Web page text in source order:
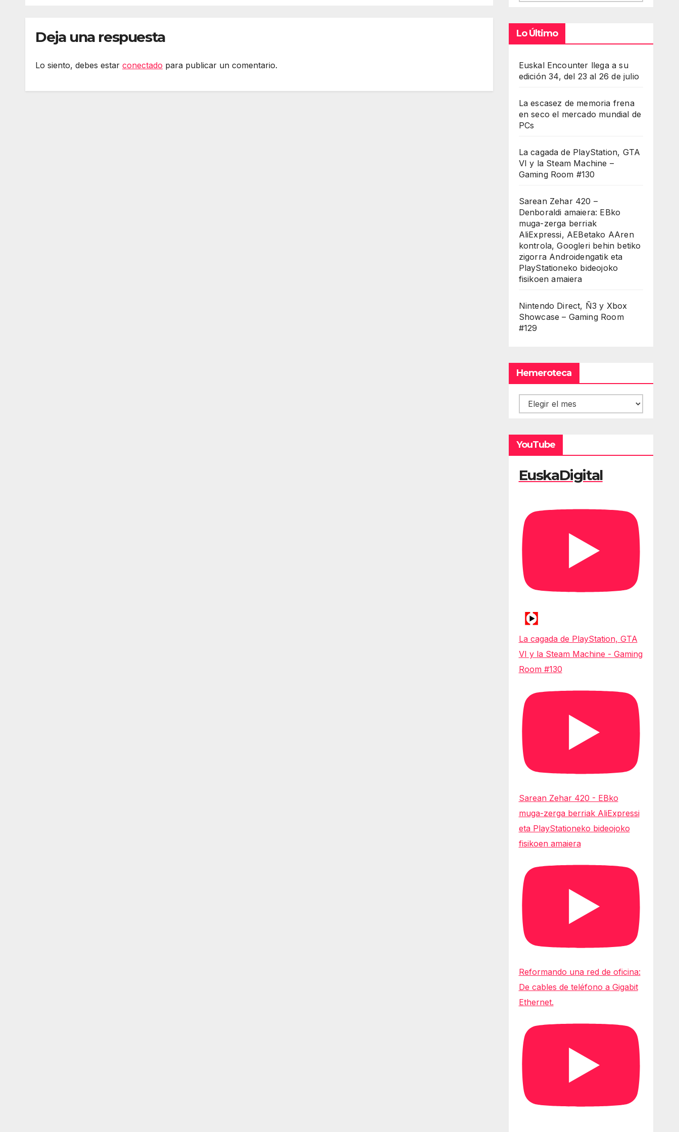
Deja una respuesta
Lo siento, debes estar conectado para publicar un comentario.
Lo Último
Euskal Encounter llega a su
edición 34, del 23 al 26 de julio
La escasez de memoria frena
en seco el mercado mundial de
PCs
La cagada de PlayStation, GTA
VI y la Steam Machine –
Gaming Room #130
Sarean Zehar 420 –
Denboraldi amaiera: EBko
muga-zerga berriak
AliExpressi, AEBetako AAren
kontrola, Googleri behin betiko
zigorra Androidengatik eta
PlayStationeko bideojoko
fisikoen amaiera
Nintendo Direct, Ñ3 y Xbox
Showcase – Gaming Room
#129
Hemeroteca
Hemeroteca
YouTube
EuskaDigital
La cagada de PlayStation, GTA
VI y la Steam Machine - Gaming
Room #130
Sarean Zehar 420 - EBko
muga-zerga berriak AliExpressi
eta PlayStationeko bideojoko
fisikoen amaiera
Reformando una red de oficina:
De cables de teléfono a Gigabit
Ethernet.